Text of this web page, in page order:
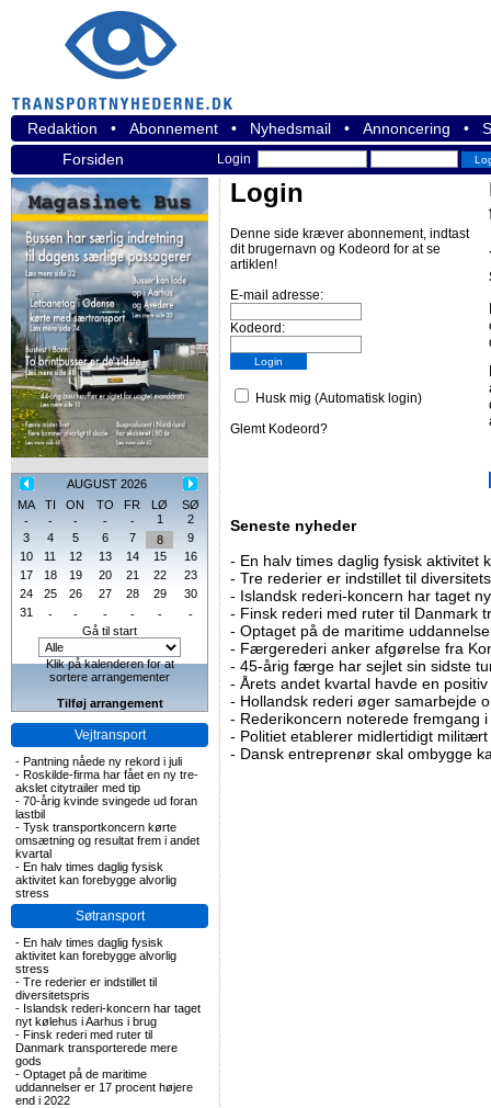
Redaktion • Abonnement • Nyhedsmail • Annoncering •
Forsiden
Login
AUGUST 2026
MA
TI ON TO FR LØ
SØ
-
- - - - 1
2
3
4 5 6 7 8
9
10
11 12 13 14 15
16
17
18 19 20 21 22
23
24
25 26 27 28 29
30
31
- - - - -
-
Gå til start
Klik på kalenderen for at
sortere arrangementer
Tilføj arrangement
Vejtransport
- Pantning nåede ny rekord i juli
- Roskilde-firma har fået en ny tre-
akslet citytrailer med tip
- 70-årig kvinde svingede ud foran
lastbil
- Tysk transportkoncern kørte
omsætning og resultat frem i andet
kvartal
- En halv times daglig fysisk
aktivitet kan forebygge alvorlig
stress
Søtransport
- En halv times daglig fysisk
aktivitet kan forebygge alvorlig
stress
- Tre rederier er indstillet til
diversitetspris
- Islandsk rederi-koncern har taget
nyt kølehus i Aarhus i brug
- Finsk rederi med ruter til
Danmark transporterede mere
gods
- Optaget på de maritime
uddannelser er 17 procent højere
end i 2022
Login
Denne side kræver abonnement, indtast
dit brugernavn og Kodeord for at se
artiklen!
E-mail adresse:
Kodeord:
Husk mig (Automatisk login)
Glemt Kodeord?
Seneste nyheder
- En halv times daglig fysisk aktivitet
- Tre rederier er indstillet til
- Islandsk rederi-koncern har taget
- Finsk rederi med ruter til Danmark
- Optaget på de maritime
- Færgerederi anker afgørelse fra
- 45-årig færge har sejlet sin sidste
- Årets andet kvartal havde en
- Hollandsk rederi øger samarbejde
- Rederikoncern noterede fremgang
- Politiet etablerer midlertidigt
- Dansk entreprenør skal ombygge